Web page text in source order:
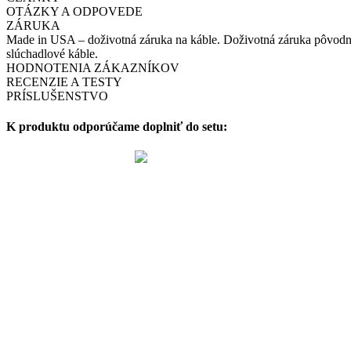
OTÁZKY A ODPOVEDE
ZÁRUKA
Made in USA – doživotná záruka na káble. Doživotná záruka
slúchadlové káble.
HODNOTENIA ZÁKAZNÍKOV
RECENZIE A TESTY
PRÍSLUŠENSTVO
K produktu odporúčame doplniť do setu: